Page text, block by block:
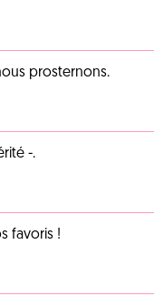
prosternons.
-.
favoris !